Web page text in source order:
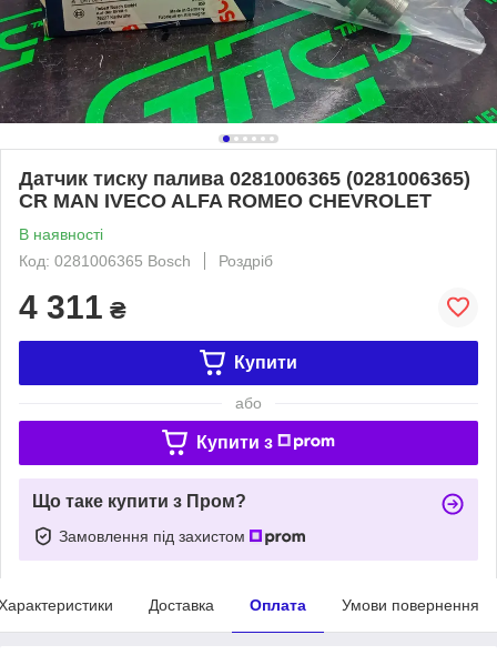
Датчик тиску палива 0281006365 (0281006365)
СR MAN IVECO ALFA ROMEO CHEVROLET
В наявності
Код: 0281006365 Bosch
Роздріб
4 311 ₴
Купити
або
Купити з
Що таке купити з Пром?
Замовлення під захистом
Доставка Оплата Умови повернення